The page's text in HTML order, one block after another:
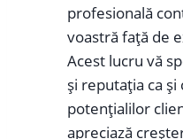
profesională
voastră față de
Acest lucru vă
și reputația ca și
potențialilor
apreciază